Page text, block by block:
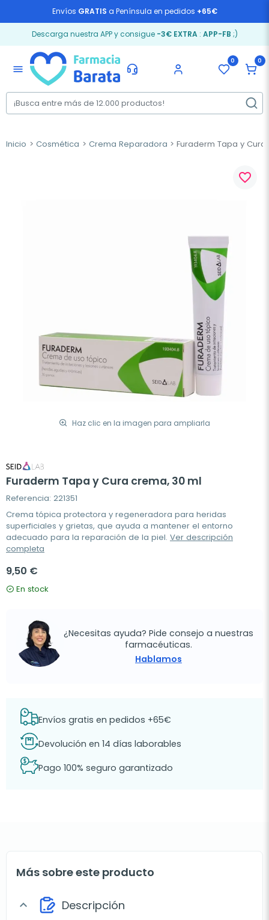
Envíos GRATIS a Península en pedidos +65€
Descarga nuestra APP y consigue -3€ EXTRA: APP-FB ;)
menu
0 0
Inicio Cosmética Crema Reparadora Furaderm Tapa y
Haz clic en la imagen para ampliarla
favorite_border
Furaderm Tapa y Cura crema, 30 ml
Referencia: 221351
Crema tópica protectora y regeneradora para heridas
superficiales y grietas, que ayuda a mantener el entorno
adecuado para la reparación de la piel. Ver descripción
completa
9,50 €
En stock
¿Necesitas ayuda? Pide consejo a nuestras
farmacéuticas.
Hablamos
Envíos gratis en pedidos +65€
Devolución en 14 días laborables
Pago 100% seguro garantizado
Más sobre este producto
expand_more Descripción